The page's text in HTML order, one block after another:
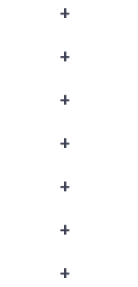
+
+
+
+
+
+
+